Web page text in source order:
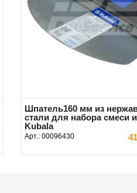
Шпатель160 мм из
стали для набора смеси
Kubala
Арт.: 00096430
В КОРЗИНУ